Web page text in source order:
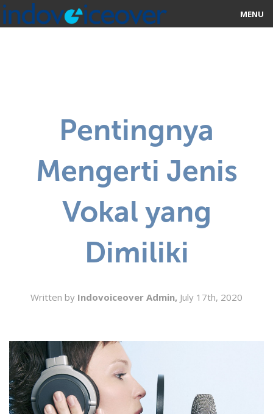
MENU
STUDIOS
CONTACT US
Pentingnya
Mengerti Jenis
Vokal yang
Dimiliki
Written by Indovoiceover Admin, July 17th, 2020